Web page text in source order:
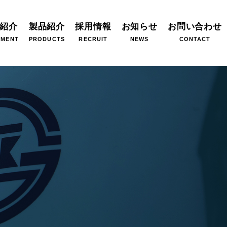
介 製品紹介
PRODUCTS
採用情報
RECRUIT
お知らせ
NEWS
お問い合わせ
CONTACT